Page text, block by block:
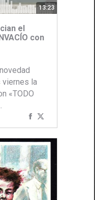
13:23
el
con
viernes la
«TODO
Compartir
con
Facebook
con
Twitter